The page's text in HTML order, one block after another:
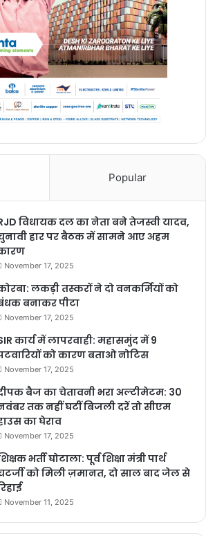
Buland Hindustan
isha ambani age
isha ambani daughter
ambani instagram
worth isha ambani wiki
ambani daughter
ambani family
ambani house price
net worth in rupees 2022
son
News
Popular
विधायक दल का नेता बने तेजस्वी यादव,
हार पर बैठक में सामने आए अहम
November 17, 2025
लकड़ी तस्करों ने दो वनकर्मियों को
बनाकर पीटा
November 17, 2025
कार्य में लापरवाही: महासमुंद में 9
को कारण बताओ नोटिस
November 17, 2025
बैज का चेतावनी भरा अल्टीमेटम: 30
तक नहीं घटीं बिजली दरें तो सीएम
का घेराव
November 17, 2025
भर्ती घोटाला: पूर्व शिक्षा मंत्री पार्थ
को मिली ज़मानत, दो साल बाद जेल से
November 11, 2025